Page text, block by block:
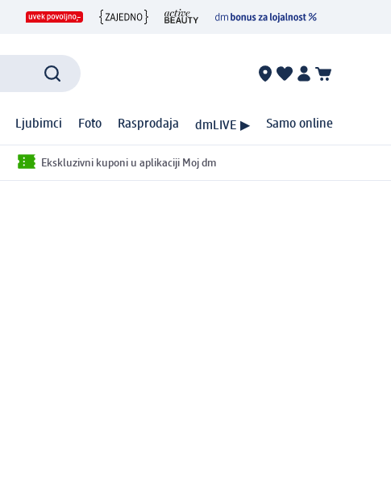
Ljubimci Foto Rasprodaja dmLIVE ▶ Samo online
Ekskluzivni kuponi u aplikaciji Moj dm